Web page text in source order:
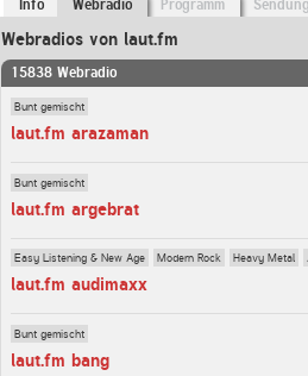
Info Webradio Programm
Webradios von laut.fm
15838 Webradio
Bunt gemischt
laut.fm arazaman
Bunt gemischt
laut.fm argebrat
Easy Listening & New Age Modern Rock Heavy Metal
laut.fm audimaxx
Bunt gemischt
laut.fm bang